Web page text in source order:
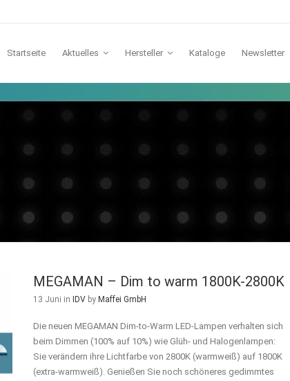
Startseite Aktuelles Hersteller
Lunatone
Casambi
Kataloge Newsletter
MEGAMAN – Dim to warm 1800K-2800K
13 Juni in IDV by Maffei GmbH
Die neuen MEGAMAN Dim-to-Warm LED-Lampen verhalten sich
beim Dimmen (100% auf 10%) wie Glüh- und Halogenlampen:
Sie verändern ihre Lichtfarbe von 2800K (warmweiß) auf 1800K
(extra-warmweiß). Genießen Sie noch schöneres gedimmtes